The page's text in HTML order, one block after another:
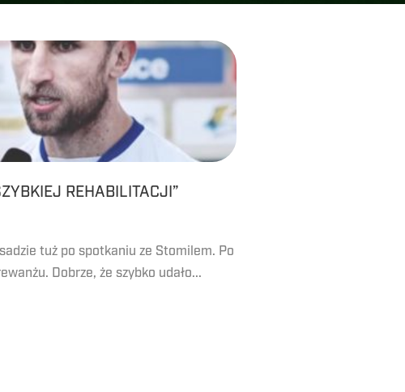
REHABILITACJI”
tuż po spotkaniu ze Stomilem. Po
Dobrze, że szybko udało...